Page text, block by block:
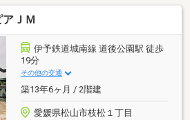
ＪＭ
伊予鉄道城南線 道後公園駅 徒歩
19分
その他の交通
築13年6ヶ月 / 2階建
愛媛県松山市枝松１丁目